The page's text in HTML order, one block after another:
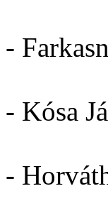
-
- Kósa
-